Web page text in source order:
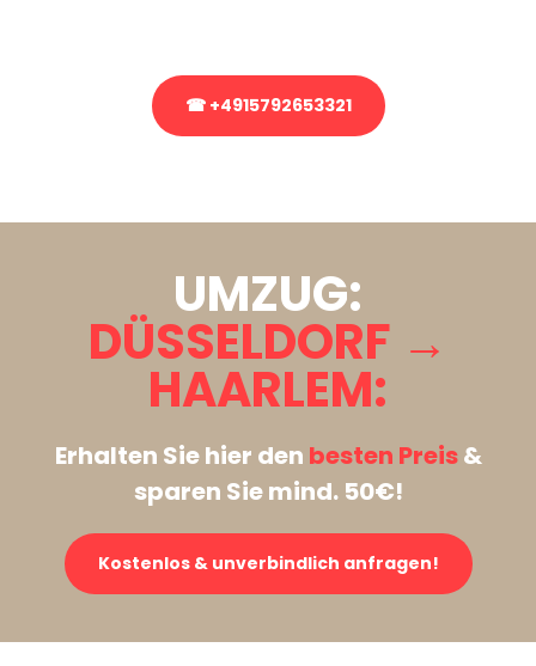
☎ +4915792653321
UMZUG:
DÜSSELDORF →
HAARLEM:
Erhalten Sie hier den besten Preis&
sparen Sie mind. 50€!
Kostenlos & unverbindlich anfragen!